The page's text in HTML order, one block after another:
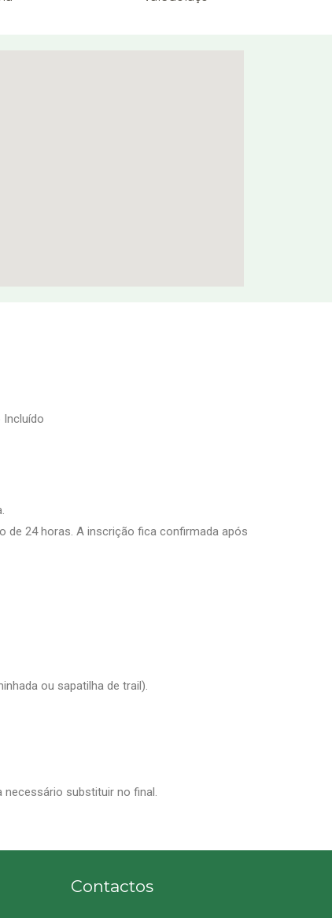
Incluído
de 24 horas. A inscrição fica confirmada após
ou sapatilha de trail).
necessário substituir no final.
Contactos